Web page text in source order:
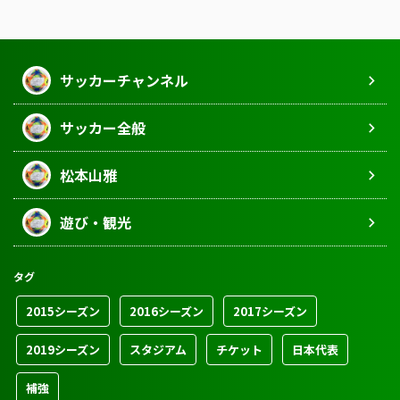
サッカーチャンネル
サッカー全般
松本山雅
遊び・観光
タグ
2015シーズン 2016シーズン 2017シーズン
2019シーズン スタジアム チケット 日本代表
補強